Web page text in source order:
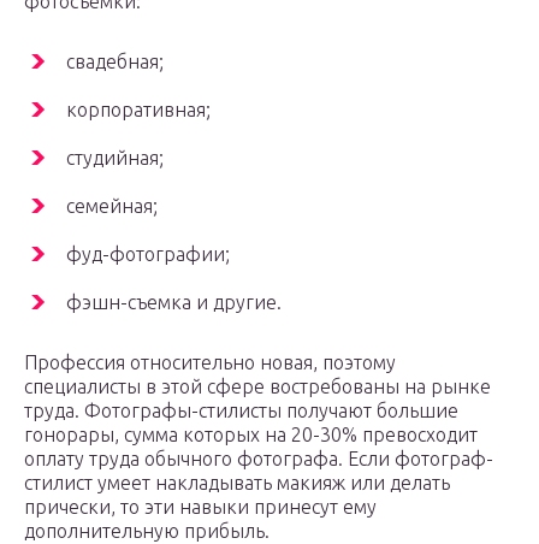
свадебная;
корпоративная;
студийная;
семейная;
фуд-фотографии;
фэшн-съемка и другие.
Профессия относительно новая, поэтому
специалисты в этой сфере востребованы на рынке
труда. Фотографы-стилисты получают большие
гонорары, сумма которых на 20-30% превосходит
оплату труда обычного фотографа. Если фотограф-
стилист умеет накладывать макияж или делать
прически, то эти навыки принесут ему
дополнительную прибыль.